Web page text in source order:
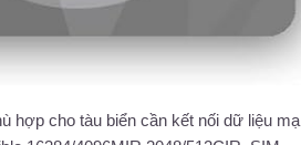
hợp cho tàu biển cần kết nối dữ liệu